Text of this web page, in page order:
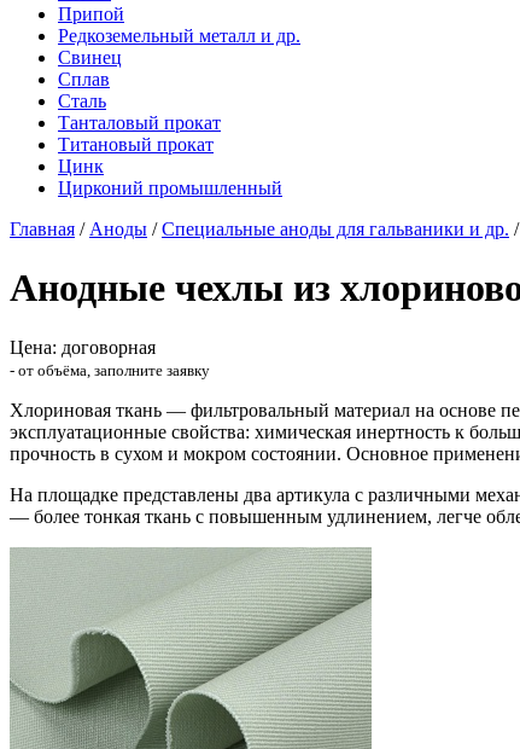
Припой
Редкоземельный металл и др.
Свинец
Сплав
Сталь
Танталовый прокат
Титановый прокат
Цинк
Цирконий промышленный
Главная / Аноды /Специальные аноды для гальваники и др. /
Анодные чехлы из
Цена: договорная
- от объёма, заполните заявку
Хлориновая ткань — фильтровальный материал на основе
эксплуатационные свойства: химическая инертность к
прочность в сухом и мокром состоянии. Основное
На площадке представлены два артикула с различными
— более тонкая ткань с повышенным удлинением, легче